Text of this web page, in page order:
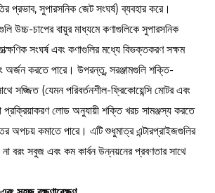
প্রভাব, সুপারসনিক জেট সংঘর্ষ) ব্যবহার করে।
উচ্চ-চাপের বায়ুর মাধ্যমে কণাগুলিকে সুপারসনিক
সংঘর্ষ এবং কণাগুলির মধ্যে বিভক্তকরণ সক্ষম
অর্জন করতে পারে। উপরন্তু, সরঞ্জামগুলি শক্তি-
সজ্জিত (যেমন পরিবর্তনশীল-ফ্রিকোয়েন্সি মোটর এবং
প্রক্রিয়াকরণ লোড অনুযায়ী শক্তি খরচ সামঞ্জস্য করতে
অপচয় কমাতে পারে। এটি শুধুমাত্র এন্টারপ্রাইজগুলির
বরং সবুজ এবং কম কার্বন উন্নয়নের প্রবণতার সাথে